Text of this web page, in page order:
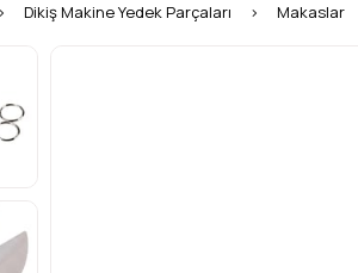
Dikiş Makine Yedek Parçaları Makaslar